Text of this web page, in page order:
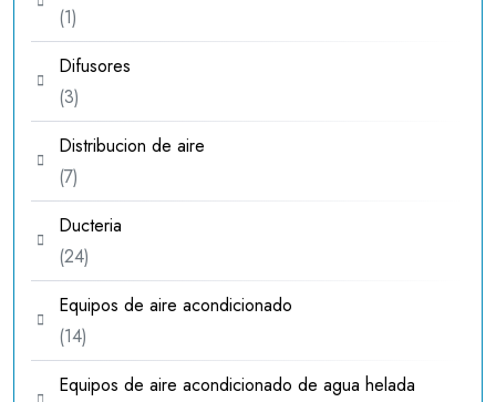
11
producto
Difusores
33
productos
Distribucion de aire
77
productos
Ducteria
2424
productos
Equipos de aire acondicionado
1414
productos
Equipos de aire acondicionado de agua helada